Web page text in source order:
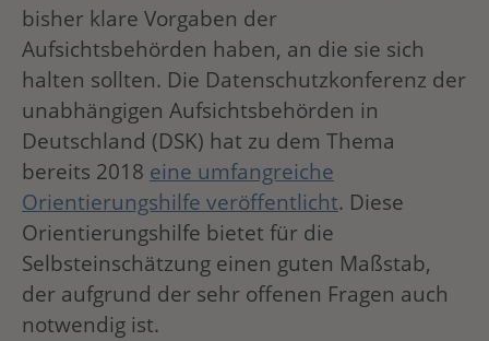
bisher klare Vorgaben der
Aufsichtsbehörden haben, an die sie sich
halten sollten. Die Datenschutzkonferenz der
unabhängigen Aufsichtsbehörden in
Deutschland (DSK) hat zu dem Thema
bereits 2018 eine umfangreiche
Orientierungshilfe veröffentlicht. Diese
Orientierungshilfe bietet für die
Selbsteinschätzung einen guten Maßstab,
der aufgrund der sehr offenen Fragen auch
notwendig ist.